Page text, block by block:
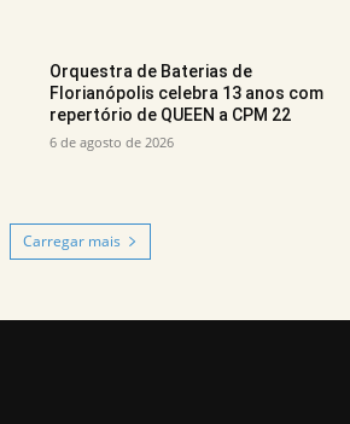
Orquestra de Baterias de
Florianópolis celebra 13 anos com
repertório de QUEEN a CPM 22
6 de agosto de 2026
Carregar mais